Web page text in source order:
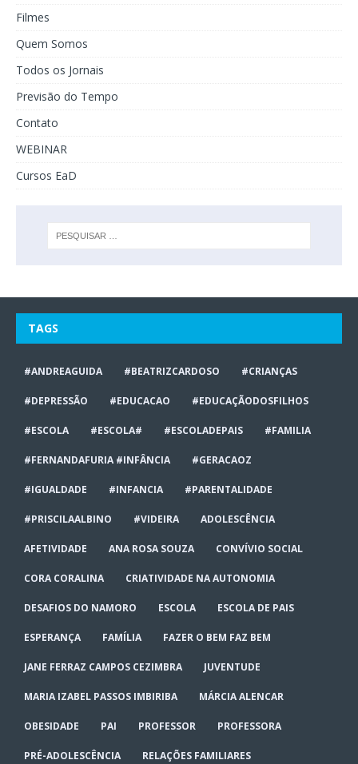
Filmes
Quem Somos
Todos os Jornais
Previsão do Tempo
Contato
WEBINAR
Cursos EaD
TAGS
#ANDREAGUIDA #BEATRIZCARDOSO #CRIANÇAS
#DEPRESSÃO #EDUCACAO #EDUCAÇÃODOSFILHOS
#ESCOLA #ESCOLA# #ESCOLADEPAIS #FAMILIA
#FERNANDAFURIA #INFÂNCIA #GERACAOZ
#IGUALDADE #INFANCIA #PARENTALIDADE
#PRISCILAALBINO #VIDEIRA ADOLESCÊNCIA
AFETIVIDADE ANA ROSA SOUZA CONVÍVIO SOCIAL
CORA CORALINA CRIATIVIDADE NA AUTONOMIA
DESAFIOS DO NAMORO ESCOLA ESCOLA DE PAIS
ESPERANÇA FAMÍLIA FAZER O BEM FAZ BEM
JANE FERRAZ CAMPOS CEZIMBRA JUVENTUDE
MARIA IZABEL PASSOS IMBIRIBA MÁRCIA ALENCAR
OBESIDADE PAI PROFESSOR PROFESSORA
PRÉ-ADOLESCÊNCIA RELAÇÕES FAMILIARES